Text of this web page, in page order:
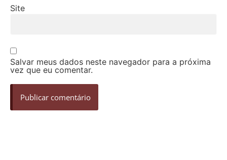
Site
Salvar meus dados neste navegador para a próxima
vez que eu comentar.